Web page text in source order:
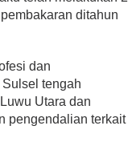
ditahun
dan
tengah
Utara dan
pengendalian terkait